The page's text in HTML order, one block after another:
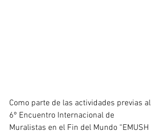
Como parte de las actividades previas al
6º Encuentro Internacional de
Muralistas en el Fin del Mundo “EMUSH